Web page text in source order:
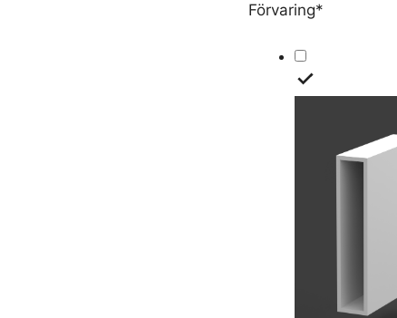
Förvaring*